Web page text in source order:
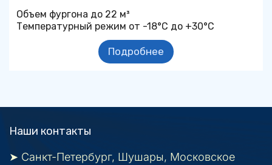
Объем фургона до 22 м³
Температурный режим от -18°С до +30°С
Подробнее
Наши контакты
➤ Санкт-Петербург, Шушары, Московское